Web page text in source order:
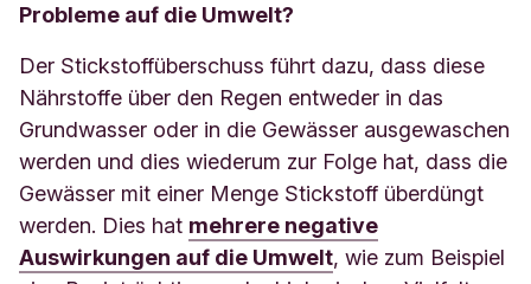
Probleme auf die Umwelt?
Der Stickstoffüberschuss führt dazu, dass diese
Nährstoffe über den Regen entweder in das
Grundwasser oder in die Gewässer ausgewaschen
werden und dies wiederum zur Folge hat, dass die
Gewässer mit einer Menge Stickstoff überdüngt
werden. Dies hat mehrere negative
Auswirkungen auf die Umwelt, wie zum Beispiel